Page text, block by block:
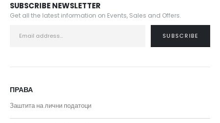
SUBSCRIBE NEWSLETTER
Get all the latest information on Events, Sales and Offers.
ПРАВА
Заштита на лични податоци